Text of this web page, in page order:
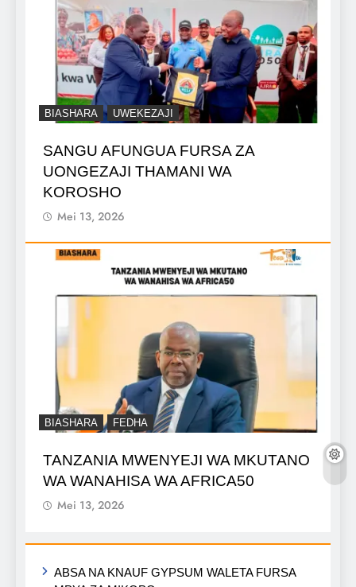
BIASHARA UWEKEZAJI
SANGU AFUNGUA FURSA ZA
UONGEZAJI THAMANI WA
KOROSHO
Mei 13, 2026
BIASHARA FEDHA
TANZANIA MWENYEJI WA MKUTANO
WA WANAHISA WA AFRICA50
Mei 13, 2026
ABSA NA KNAUF GYPSUM WALETA FURSA